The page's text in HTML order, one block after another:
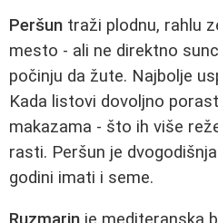
Peršun traži plodnu, rahlu
mesto - ali ne direktno
počinju da žute. Najbolje
Kada listovi dovoljno
makazama - što ih više
rasti. Peršun je
godini imati i seme.